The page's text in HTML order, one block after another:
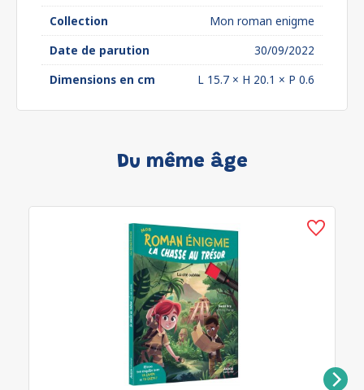
Collection
Mon roman enigme
Date de parution
30/09/2022
Dimensions en cm
L 15.7 × H 20.1 × P 0.6
Du même âge